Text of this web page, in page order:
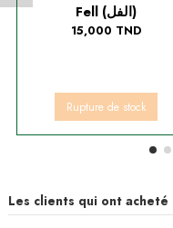
Fell (الفل)
15,000 TND
Rupture de stock
Les clients qui ont